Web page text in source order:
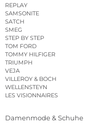
REPLAY
SAMSONITE
SATCH
SMEG
STEP BY STEP
TOM FORD
TOMMY HILFIGER
TRIUMPH
VEJA
VILLEROY & BOCH
WELLENSTEYN
LES VISIONNAIRES
Damenmode & Schuhe